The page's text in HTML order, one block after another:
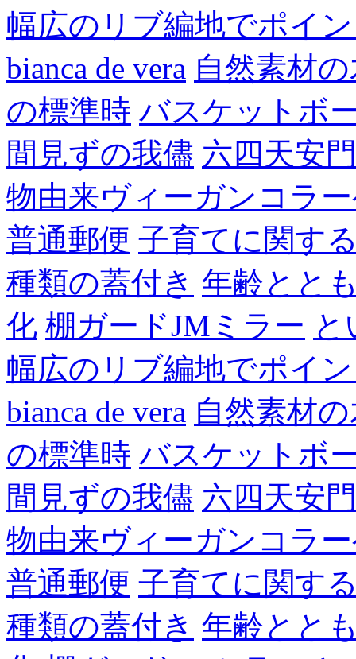
幅広のリブ編地でポイ
bianca de vera 自然素材
の標準時 バスケットボ
間見ずの我儘 六四天安門
物由来ヴィーガンコラ
普通郵便 子育てに関す
種類の蓋付き 年齢とと
化 棚ガードJMミラー
幅広のリブ編地でポイ
bianca de vera 自然素材
の標準時 バスケットボ
間見ずの我儘 六四天安門
物由来ヴィーガンコラ
普通郵便 子育てに関す
種類の蓋付き 年齢とと